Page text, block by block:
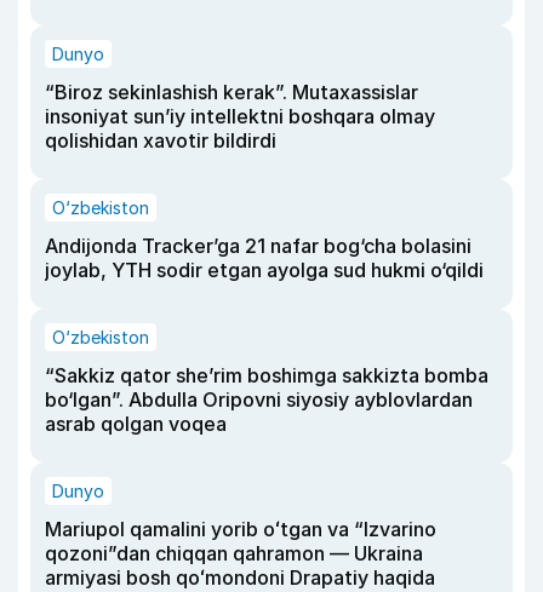
Dunyo
“Biroz sekinlashish kerak”. Mutaxassislar
insoniyat sun’iy intellektni boshqara olmay
qolishidan xavotir bildirdi
O‘zbekiston
Andijonda Tracker’ga 21 nafar bog‘cha bolasini
joylab, YTH sodir etgan ayolga sud hukmi o‘qildi
O‘zbekiston
“Sakkiz qator she’rim boshimga sakkizta bomba
bo‘lgan”. Abdulla Oripovni siyosiy ayblovlardan
asrab qolgan voqea
Dunyo
Mariupol qamalini yorib oʻtgan va “Izvarino
qozoni”dan chiqqan qahramon — Ukraina
armiyasi bosh qoʻmondoni Drapatiy haqida